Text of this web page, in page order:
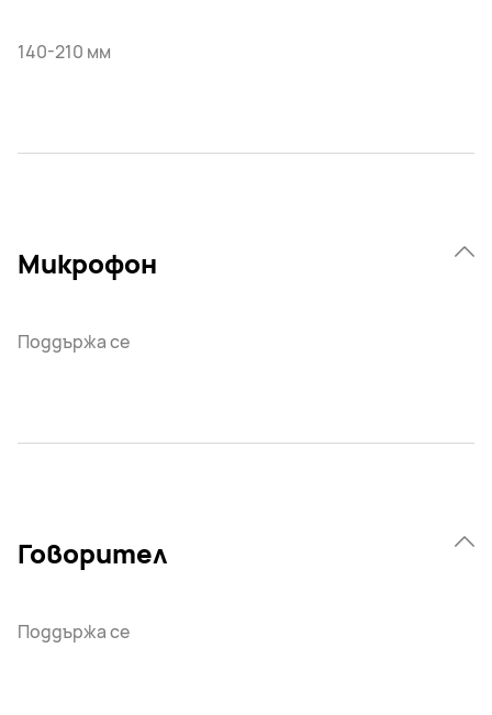
140-210 мм
Микрофон
Поддържа се
Говорител
Поддържа се